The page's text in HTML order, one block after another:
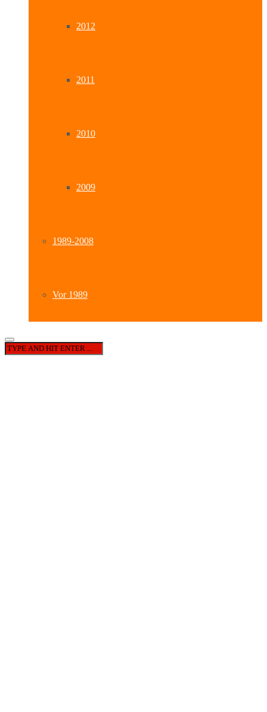
2012
2011
2010
2009
1989-2008
Vor 1989